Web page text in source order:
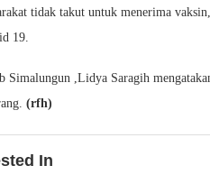
tidak takut untuk menerima
19.
Simalungun ,Lidya Saragih
(rfh)
In